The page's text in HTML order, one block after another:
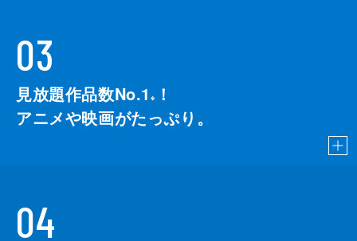
03
見放題作品数No.1 ※
！
アニメや映画がたっぷり。
04